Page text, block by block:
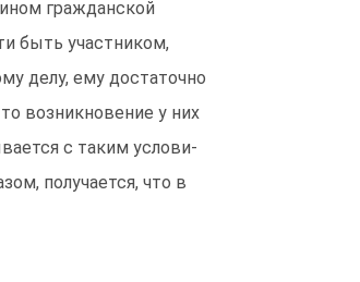
гражданской
быть участником,
делу, ему достаточно
возникновение у них
с таким услови-
получается, что в